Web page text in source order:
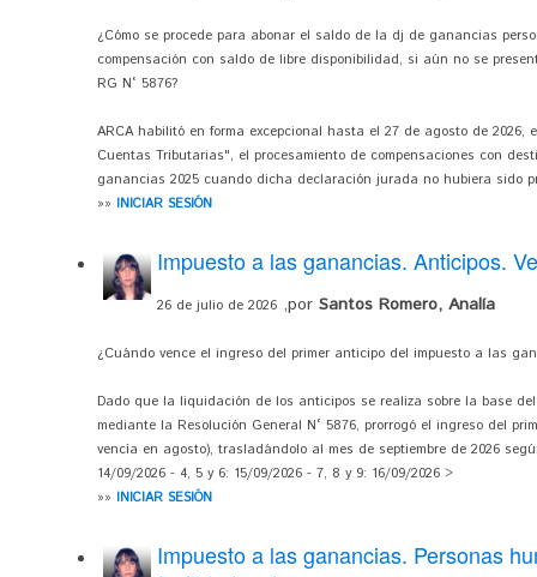
¿Cómo se procede para abonar el saldo de la dj de ganancias
compensación con saldo de libre disponibilidad, si aún no se
RG N° 5876?
ARCA habilitó en forma excepcional hasta el 27 de agosto de
Cuentas Tributarias", el procesamiento de compensaciones con
ganancias 2025 cuando dicha declaración jurada no hubiera sido
»» INICIAR SESIÓN
Impuesto a las ganancias. Anticipos.
26 de julio de 2026 ,por Santos Romero, Analía
¿Cuándo vence el ingreso del primer anticipo del impuesto a las
Dado que la liquidación de los anticipos se realiza sobre la base
mediante la Resolución General N° 5876, prorrogó el ingreso del
vencía en agosto), trasladándolo al mes de septiembre de 2026
14/09/2026 - 4, 5 y 6: 15/09/2026 - 7, 8 y 9: 16/09/2026 >
»» INICIAR SESIÓN
Impuesto a las ganancias. Personas